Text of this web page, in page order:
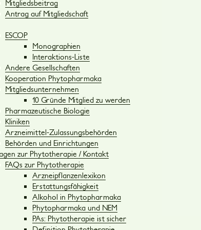
Mitgliedsbeitrag
Antrag auf Mitgliedschaft
ESCOP
Monographien
Interaktions-Liste
Andere Gesellschaften
Kooperation Phytopharmaka
Mitgliedsunternehmen
10 Gründe Mitglied zu werden
Pharmazeutische Biologie
Kliniken
Arzneimittel-Zulassungsbehörden
Behörden und Einrichtungen
zur Phytotherapie / Kontakt
FAQs zur Phytotherapie
Arzneipflanzenlexikon
Erstattungsfähigkeit
Alkohol in Phytopharmaka
Phytopharmaka und NEM
PAs: Phytotherapie ist sicher